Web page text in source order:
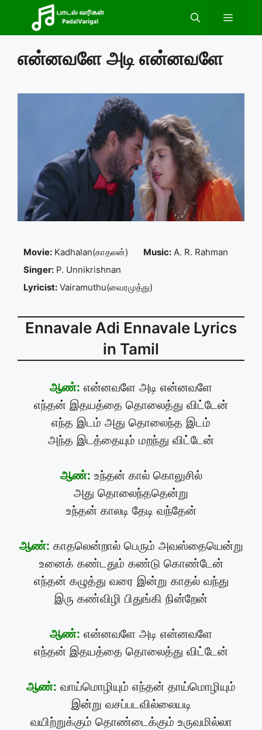
content
Menu
என்னவளே அடி என்னவளே
Movie: Kadhalan(காதலன்) Music: A. R. Rahman
Singer: P. Unnikrishnan
Lyricist: Vairamuthu(வைரமுத்து)
Ennavale Adi Ennavale Lyrics
in Tamil
ஆண்: என்னவளே அடி என்னவளே
எந்தன் இதயத்தை தொலைத்து விட்டேன்
எந்த இடம் அது தொலைந்த இடம்
அந்த இடத்தையும் மறந்து விட்டேன்
ஆண்: உந்தன் கால் கொலுசில்
அது தொலைந்ததென்று
உந்தன் காலடி தேடி வந்தேன்
ஆண்: காதலென்றால் பெரும் அவஸ்தையென்று
உனைக் கண்டதும் கண்டு கொண்டேன்
எந்தன் கழுத்து வரை இன்று காதல் வந்து
இரு கண்விழி பிதுங்கி நின்றேன்
ஆண்: என்னவளே அடி என்னவளே
எந்தன் இதயத்தை தொலைத்து விட்டேன்
ஆண்: வாய்மொழியும் எந்தன் தாய்மொழியும்
இன்று வசப்படவில்லையடி
வயிற்றுக்கும் தொண்டைக்கும் உருவமில்லா